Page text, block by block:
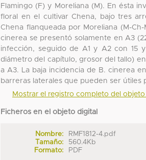
Flamingo (F) y Moreliana (M). En ésta
floral en el cultivar Chena, bajo tres
Chena flanqueada por Moreliana (M-
cinerea se presentó solamente en A3
infección, seguido de A1 y A2 con 15
diámetro del capítulo, grosor del tallo)
a A3. La baja incidencia de B. cinerea
barreras laterales que pueden ser útiles
Mostrar el registro completo del objeto
Ficheros en el objeto digital
Nombre:
RMF1812-4.pdf
Tamaño:
560.4Kb
Formato:
PDF